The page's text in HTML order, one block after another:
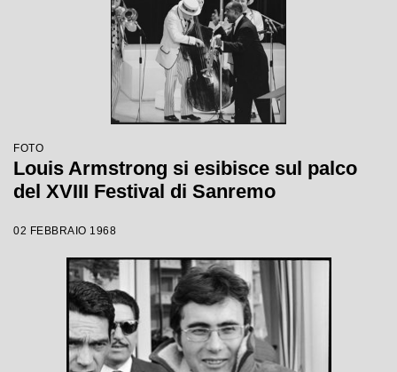
FOTO
Louis Armstrong si esibisce sul palco
del XVIII Festival di Sanremo
02 FEBBRAIO 1968